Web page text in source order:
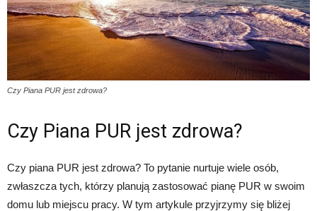
Czy Piana PUR jest zdrowa?
Czy Piana PUR jest zdrowa?
Czy piana PUR jest zdrowa? To pytanie nurtuje wiele osób,
zwłaszcza tych, którzy planują zastosować pianę PUR w swoim
domu lub miejscu pracy. W tym artykule przyjrzymy się bliżej